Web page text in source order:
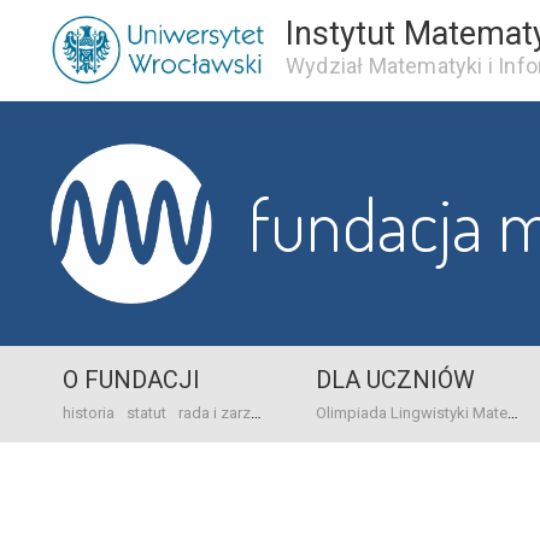
Instytut
Wydział Matematyki i
fundacja
O FUNDACJI
historia statut rada i zarząd dane bankowo-adresowe kontakt
DLA UCZNIÓW
Olimpiada Lingwistyki Matematycznej